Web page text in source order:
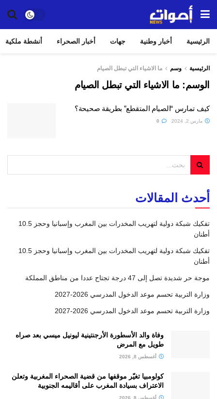
الرئيسية أخبار وطنية جهات أخبار الصحراء أنشطة ملكية
الرئيسية وسم ما الاشياء التي تبطل الصيام
الوسم: ما الاشياء التي تبطل الصيام
كيف تمارس “الصيام المتقطع” بطريقة صحيحة؟
مارس 2, 2024
أحدث المقالات
تفكيك شبكة دولية لتهريب المخدرات بين المغرب وإسبانيا وحجز 10.5
أطنان
تفكيك شبكة دولية لتهريب المخدرات بين المغرب وإسبانيا وحجز 10.5
أطنان
موجة حر شديدة تصل إلى 47 درجة تجتاح عددا من مناطق المملكة
وزارة التربية تحسم موعد الدخول المدرسي 2026-2027
وزارة التربية تحسم موعد الدخول المدرسي 2026-2027
وفاة والد الأسطورة الأرجنتينية ليونيل ميسي بعد صراه
طويل مع المرض
أغسطس 8, 2026
كولومبيا تغيّر موقفها من قضية الصحراء المغربية وتعلن
الاعتراف بسيادة المغرب على أقاليمه الجنوبية
أغسطس 8, 2026